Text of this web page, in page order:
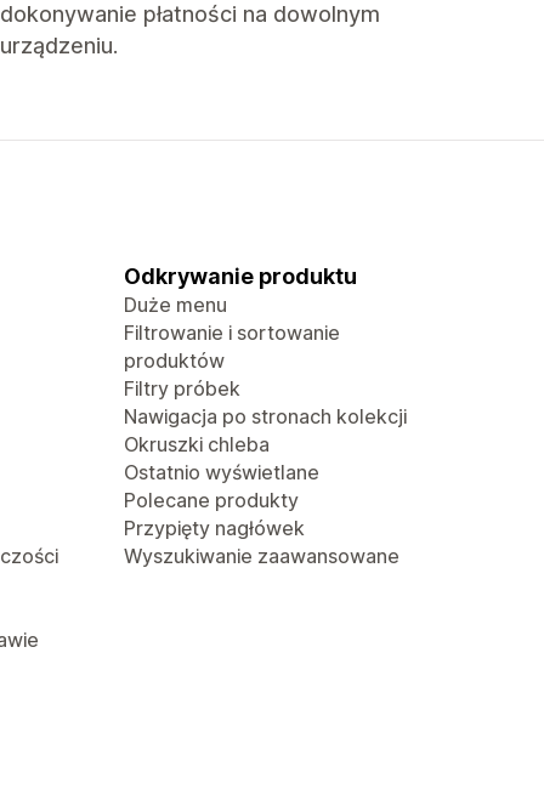
dokonywanie płatności na dowolnym
urządzeniu.
Odkrywanie produktu
Duże menu
Filtrowanie i sortowanie
produktów
Filtry próbek
Nawigacja po stronach kolekcji
Okruszki chleba
Ostatnio wyświetlane
Polecane produkty
Przypięty nagłówek
Wyszukiwanie zaawansowane